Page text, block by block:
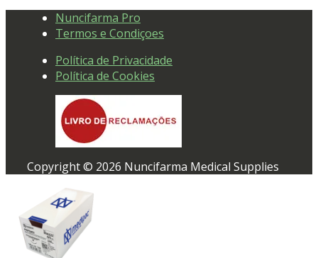
Nuncifarma Pro
Termos e Condiçoes
Política de Privacidade
Política de Cookies
Copyright © 2026 Nuncifarma Medical Supplies